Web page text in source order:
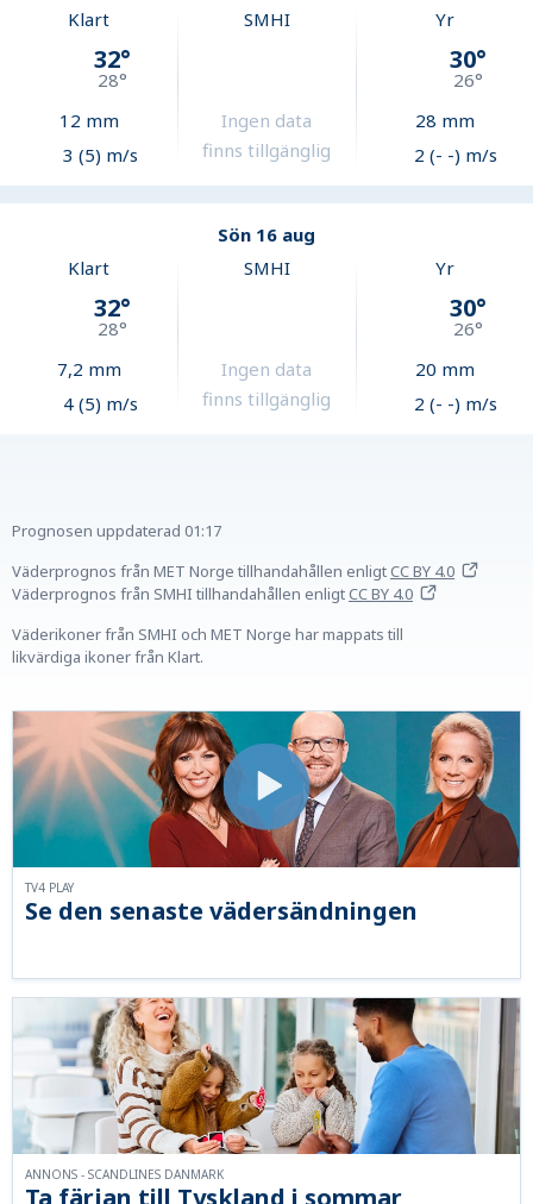
Klart
32°
28°
12 mm
3 (5) m/s
SMHI
Ingen data
finns tillgänglig
Yr
30°
26°
28 mm
2 (- -) m/s
Sön 16 aug
Klart
32°
28°
7,2 mm
4 (5) m/s
SMHI
Ingen data
finns tillgänglig
Yr
30°
26°
20 mm
2 (- -) m/s
Prognosen uppdaterad 01:17
Väderprognos från MET Norge tillhandahållen enligtCC BY 4.0
Väderprognos från SMHI tillhandahållen enligtCC BY 4.0
Väderikoner från SMHI och MET Norge har mappats till
likvärdiga ikoner från Klart.
Se den senaste vädersändningen
TV4 PLAY
ANNONS - SCANDLINES DANMARK